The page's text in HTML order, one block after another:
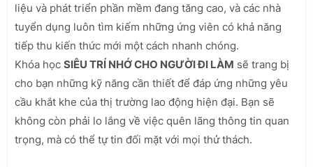
liệu và phát triển phần mềm đang tăng cao, và các nhà
tuyển dụng luôn tìm kiếm những ứng viên có khả năng
tiếp thu kiến thức mới một cách nhanh chóng.
Khóa học SIÊU TRÍ NHỚ CHO NGƯỜI ĐI LÀM sẽ trang bị
cho bạn những kỹ năng cần thiết để đáp ứng những yêu
cầu khắt khe của thị trường lao động hiện đại. Bạn sẽ
không còn phải lo lắng về việc quên lãng thông tin quan
trọng, mà có thể tự tin đối mặt với mọi thử thách.